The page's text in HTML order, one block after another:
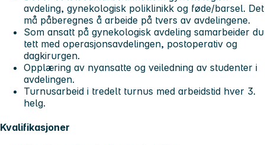
avdeling, gynekologisk poliklinikk og føde/barsel. Det
må påberegnes å arbeide på tvers av avdelingene.
Som ansatt på gynekologisk avdeling samarbeider du
tett med operasjonsavdelingen, postoperativ og
dagkirurgen.
Opplæring av nyansatte og veiledning av studenter i
avdelingen.
Turnusarbeid i tredelt turnus med arbeidstid hver 3.
helg.
Kvalifikasjoner